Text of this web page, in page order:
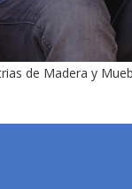
de Madera y